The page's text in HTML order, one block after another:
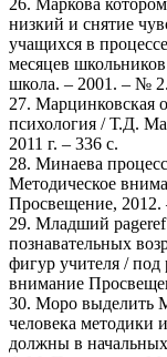
26. Маркова
низкий и снятие
учащихся в
месяцев
школа. – 2001. – №
27. Марцинковская
психология / Т.Д.
2011 г. – 336 с.
28. Минаева
Методическое
Просвещение, 2012.
29. Младший pageref
познавательных
фигур учителя /
внимание
30. Моро выделить
человека методики
должны в